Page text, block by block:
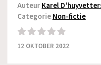
AuteurKarel
CategorieNon-fictie
12 OKTOBER 2022